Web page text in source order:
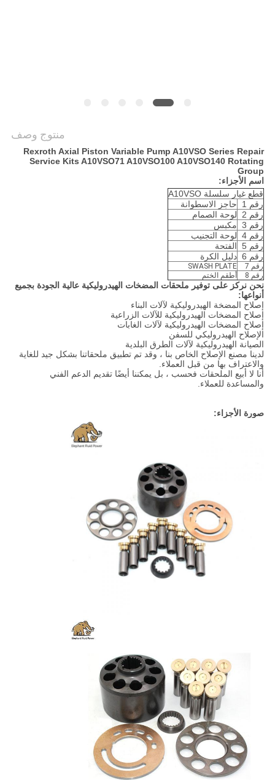
منتوج وصف
Rexroth Axial Piston Variable Pump A10VSO Series Repair
Service Kits A10VSO71 A10VSO100 A10VSO140 Rotating
Group
اسم الأجزاء:
قطع غيار سلسلة A10VSO
رقم 1
حاجز الاسطوانة
رقم 2
لوحة الصمام
رقم 3
مكبس
رقم 4
لوحة التجنيب
رقم 5
الفتحة
رقم 6
دليل الكرة
رقم 7
SWASH PLATE
رقم 8
أطقم الختم
نحن نركز على توفير ملحقات المضخات الهيدروليكية عالية الجودة بجميع
أنواعها:
إصلاح المضخة الهيدروليكية لآلات البناء
إصلاح المضخات الهيدروليكية للآلات الزراعية
إصلاح المضخات الهيدروليكية لآلات الغابات
الإصلاح الهيدروليكي للسفن
الصيانة الهيدروليكية لآلات الطرق البلدية
لدينا مصنع الإصلاح الخاص بنا ، وقد تم تطبيق ملحقاتنا بشكل جيد للغاية
والاعتراف بها من قبل العملاء.
أنا لا أبيع الملحقات فحسب ، بل يمكننا أيضًا تقديم الدعم الفني
والمساعدة للعملاء.
صورة الأجزاء: